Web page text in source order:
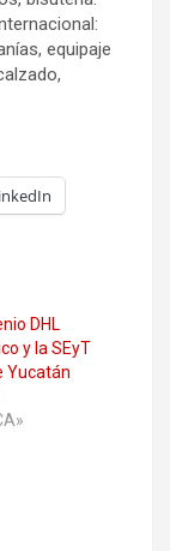
equipaje
DHL
y la SEyT
Yucatán